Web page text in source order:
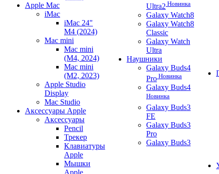
Apple Mac
iMac
iMac 24"
M4 (2024)
Mac mini
Mac mini
(M4, 2024)
Mac mini
(M2, 2023)
Apple Studio
Display
Mac Studio
Аксессуары Apple
Аксессуары
Pencil
Трекер
Клавиатуры
Apple
Мышки
Apple
Ultra2 Новинка
Galaxy Watch8
Galaxy Watch8
Classic
Galaxy Watch
Ultra
Наушники
Galaxy Buds4
Pro Новинка
Galaxy Buds4
Новинка
Galaxy Buds3
FE
Galaxy Buds3
Pro
Galaxy Buds3